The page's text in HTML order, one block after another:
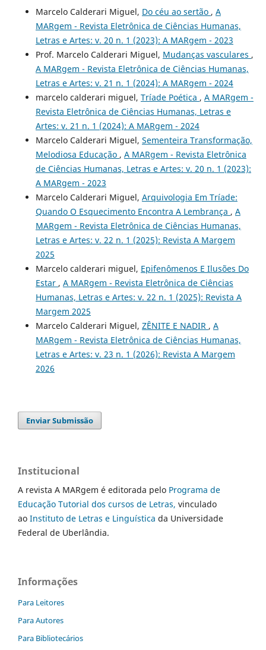
Marcelo Calderari Miguel, Do céu ao sertão , A
MARgem - Revista Eletrônica de Ciências Humanas,
Letras e Artes: v. 20 n. 1 (2023): A MARgem - 2023
Prof. Marcelo Calderari Miguel, Mudanças vasculares ,
A MARgem - Revista Eletrônica de Ciências Humanas,
Letras e Artes: v. 21 n. 1 (2024): A MARgem - 2024
marcelo calderari miguel, Tríade Poética , A MARgem -
Revista Eletrônica de Ciências Humanas, Letras e
Artes: v. 21 n. 1 (2024): A MARgem - 2024
Marcelo Calderari Miguel, Sementeira Transformação,
Melodiosa Educação , A MARgem - Revista Eletrônica
de Ciências Humanas, Letras e Artes: v. 20 n. 1 (2023):
A MARgem - 2023
Marcelo Calderari Miguel, Arquivologia Em Tríade:
Quando O Esquecimento Encontra A Lembrança , A
MARgem - Revista Eletrônica de Ciências Humanas,
Letras e Artes: v. 22 n. 1 (2025): Revista A Margem
2025
Marcelo calderari miguel, Epifenômenos E Ilusões Do
Estar , A MARgem - Revista Eletrônica de Ciências
Humanas, Letras e Artes: v. 22 n. 1 (2025): Revista A
Margem 2025
Marcelo Calderari Miguel, ZÊNITE E NADIR , A
MARgem - Revista Eletrônica de Ciências Humanas,
Letras e Artes: v. 23 n. 1 (2026): Revista A Margem
2026
Enviar Submissão
Institucional
A revista A MARgem é editorada pelo Programa de
Educação Tutorial dos cursos de Letras, vinculado
ao Instituto de Letras e Linguística da Universidade
Federal de Uberlândia.
Informações
Para Leitores
Para Autores
Para Bibliotecários